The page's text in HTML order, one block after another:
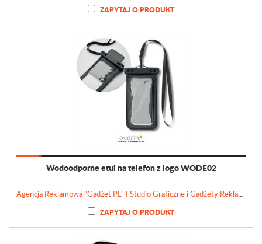
ZAPYTAJ O PRODUKT
Wodoodporne etui na telefon z logo WODE02
Agencja Reklamowa "Gadżet PL" I Studio Graficzne i Gadżety Reklamowe
ZAPYTAJ O PRODUKT